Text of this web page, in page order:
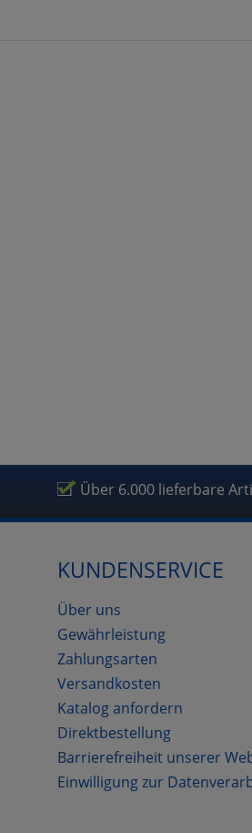
Über 6.000 lieferbare
KUNDENSERVICE
Über uns
Gewährleistung
Zahlungsarten
Versandkosten
Katalog anfordern
Direktbestellung
Barrierefreiheit unserer
Einwilligung zur